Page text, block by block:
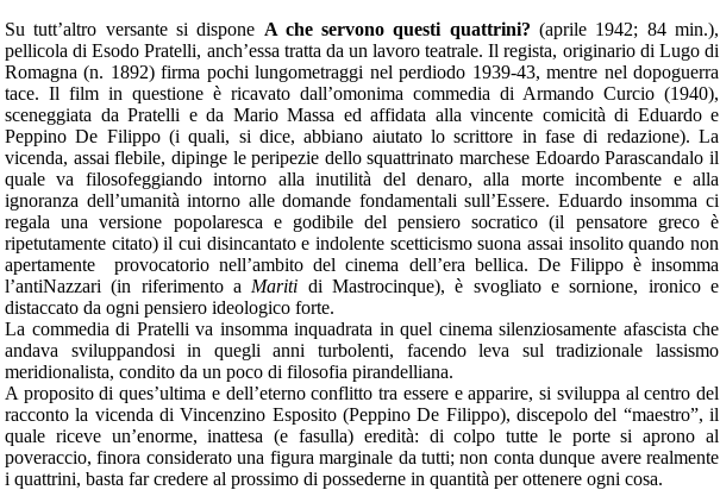
Su tutt’altro versante si dispone A che servono questi quattrini? (aprile 1942; 84 min.),
pellicola di Esodo Pratelli, anch’essa tratta da un lavoro teatrale. Il regista, originario di Lugo di
Romagna (n. 1892) firma pochi lungometraggi nel perdiodo 1939-43, mentre nel dopoguerra
tace. Il film in questione è ricavato dall’omonima commedia di Armando Curcio (1940),
sceneggiata da Pratelli e da Mario Massa ed affidata alla vincente comicità di Eduardo e
Peppino De Filippo (i quali, si dice, abbiano aiutato lo scrittore in fase di redazione). La
vicenda, assai flebile, dipinge le peripezie dello squattrinato marchese Edoardo Parascandalo il
quale va filosofeggiando intorno alla inutilità del denaro, alla morte incombente e alla
ignoranza dell’umanità intorno alle domande fondamentali sull’Essere. Eduardo insomma ci
regala una versione popolaresca e godibile del pensiero socratico (il pensatore greco è
ripetutamente citato) il cui disincantato e indolente scetticismo suona assai insolito quando non
apertamente provocatorio nell’ambito del cinema dell’era bellica. De Filippo è insomma
l’antiNazzari (in riferimento a Mariti di Mastrocinque), è svogliato e sornione, ironico e
distaccato da ogni pensiero ideologico forte.
La commedia di Pratelli va insomma inquadrata in quel cinema silenziosamente afascista che
andava sviluppandosi in quegli anni turbolenti, facendo leva sul tradizionale lassismo
meridionalista, condito da un poco di filosofia pirandelliana.
A proposito di ques’ultima e dell’eterno conflitto tra essere e apparire, si sviluppa al centro del
racconto la vicenda di Vincenzino Esposito (Peppino De Filippo), discepolo del “maestro”, il
quale riceve un’enorme, inattesa (e fasulla) eredità: di colpo tutte le porte si aprono al
poveraccio, finora considerato una figura marginale da tutti; non conta dunque avere realmente
i quattrini, basta far credere al prossimo di possederne in quantità per ottenere ogni cosa.